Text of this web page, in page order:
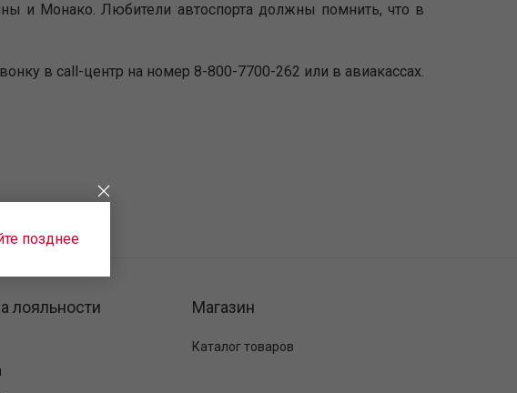
и Монако. Любители автоспорта должны помнить, что в
в call-центр на номер 8-800-7700-262 или в авиакассах.
позднее
лояльности
Магазин
Каталог товаров